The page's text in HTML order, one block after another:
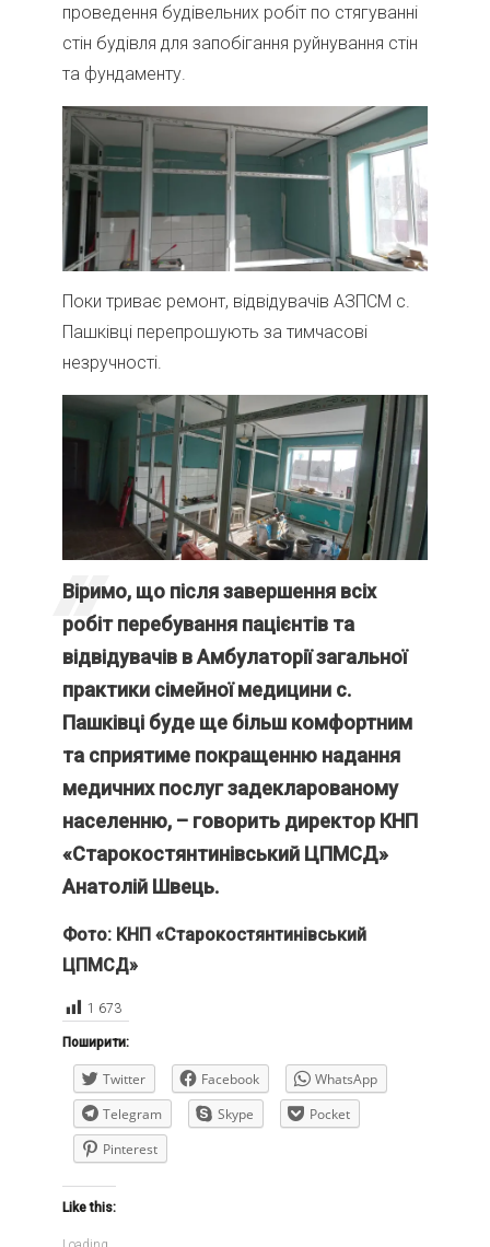
проведення будівельних робіт по стягуванні
стін будівля для запобігання руйнування стін
та фундаменту.
Поки триває ремонт, відвідувачів АЗПСМ с.
Пашківці перепрошують за тимчасові
незручності.
Віримо, що після завершення всіх
робіт перебування пацієнтів та
відвідувачів в Амбулаторії загальної
практики сімейної медицини с.
Пашківці буде ще більш комфортним
та сприятиме покращенню надання
медичних послуг задекларованому
населенню, – говорить директор КНП
«Старокостянтинівський ЦПМСД»
Анатолій Швець.
Фото: КНП «Старокостянтинівський
ЦПМСД»
1 673
Поширити:
Twitter Facebook
WhatsApp
Telegram
Skype
Pocket
Pinterest
Like this: